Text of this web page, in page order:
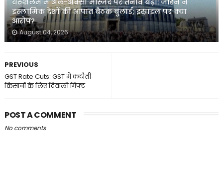
इस्लामिक देशों की आपात बैठक बुलाई; इस्राइल पर क्या
आरोप?
August 04, 2026
PREVIOUS
GST Rate Cuts: GST में कटौती
किसानों के लिए दिवाली गिफ्ट
POST A COMMENT
No comments